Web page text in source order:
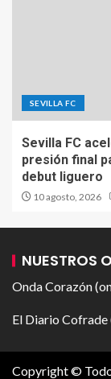
SEVILLA FC
Sevilla FC
presión final
debut liguero
10 agosto, 2026
NUESTROS
Onda Corazón
El Diario
Copyright ©